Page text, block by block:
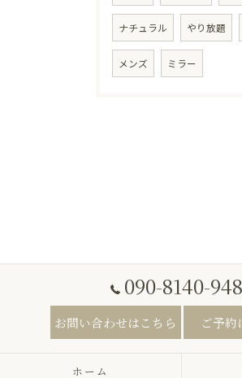
ナチュラル やり放題
メンズ ミラー
090-8140-
お問い合わせはこちら ご予約
ホーム